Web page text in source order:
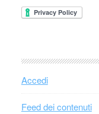
Accedi
Feed dei contenuti